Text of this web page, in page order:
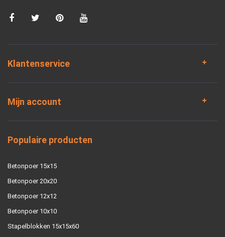
Klantenservice
Mijn account
Populaire producten
Betonpoer 15x15
Betonpoer 20x20
Betonpoer 12x12
Betonpoer 10x10
Stapelblokken 15x15x60